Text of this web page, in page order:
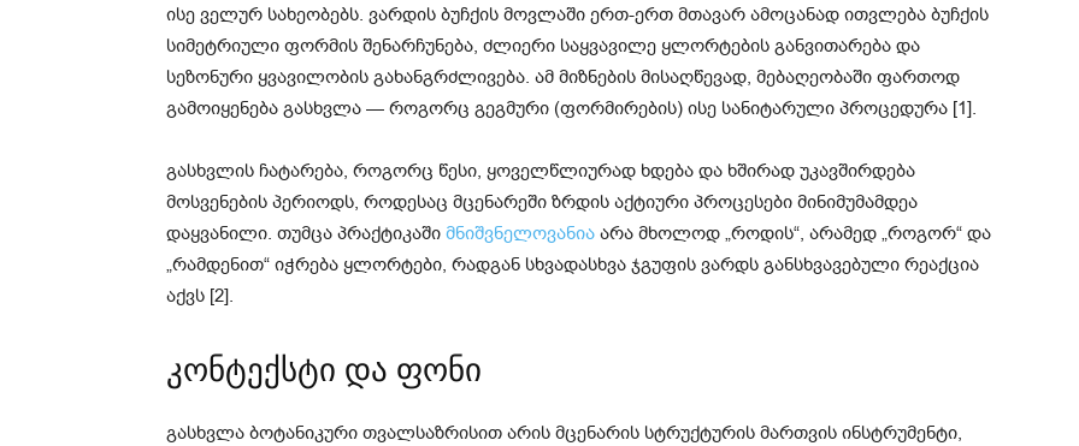
ისე ველურ სახეობებს. ვარდის ბუჩქის მოვლაში ერთ-ერთ მთავარ ამოცანად ითვლება ბუჩქის
სიმეტრიული ფორმის შენარჩუნება, ძლიერი საყვავილე ყლორტების განვითარება და
სეზონური ყვავილობის გახანგრძლივება. ამ მიზნების მისაღწევად, მებაღეობაში ფართოდ
გამოიყენება გასხვლა — როგორც გეგმური (ფორმირების) ისე სანიტარული პროცედურა [1].
გასხვლის ჩატარება, როგორც წესი, ყოველწლიურად ხდება და ხშირად უკავშირდება
მოსვენების პერიოდს, როდესაც მცენარეში ზრდის აქტიური პროცესები მინიმუმამდეა
დაყვანილი. თუმცა პრაქტიკაში მნიშვნელოვანია არა მხოლოდ „როდის“, არამედ „როგორ“ და
„რამდენით“ იჭრება ყლორტები, რადგან სხვადასხვა ჯგუფის ვარდს განსხვავებული რეაქცია
აქვს [2].
კონტექსტი და ფონი
გასხვლა ბოტანიკური თვალსაზრისით არის მცენარის სტრუქტურის მართვის ინსტრუმენტი,